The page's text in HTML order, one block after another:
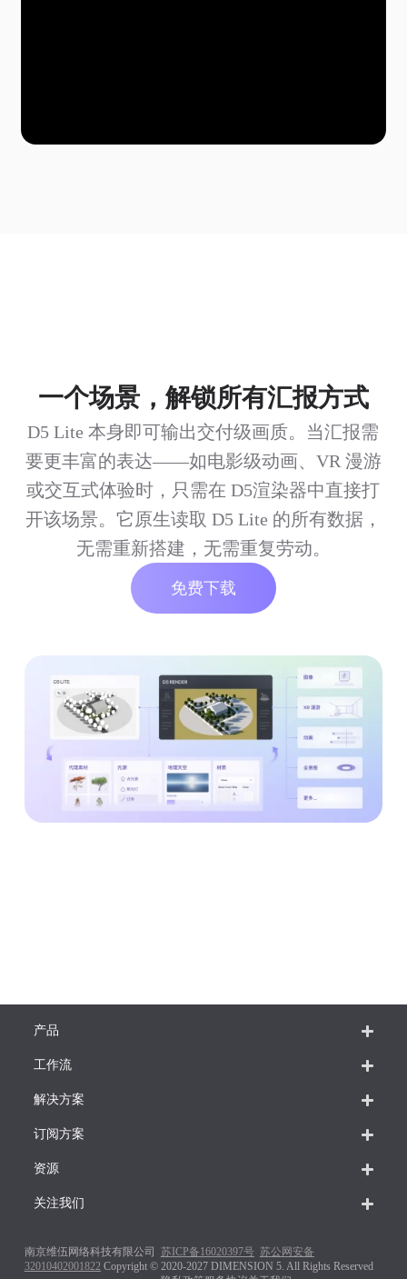
一个场景，解锁所有汇报方式
D5 Lite 本身即可输出交付级画质。当汇报需
要更丰富的表达——如电影级动画、VR 漫游
或交互式体验时，只需在 D5渲染器中直接打
开该场景。它原生读取 D5 Lite 的所有数据，
无需重新搭建，无需重复劳动。
免费下载
产品
工作流
解决方案
订阅方案
资源
关注我们
南京维伍网络科技有限公司 苏ICP备16020397号 苏公网安备
32010402001822Copyright © 2020-2027 DIMENSION 5. All Rights Reserved